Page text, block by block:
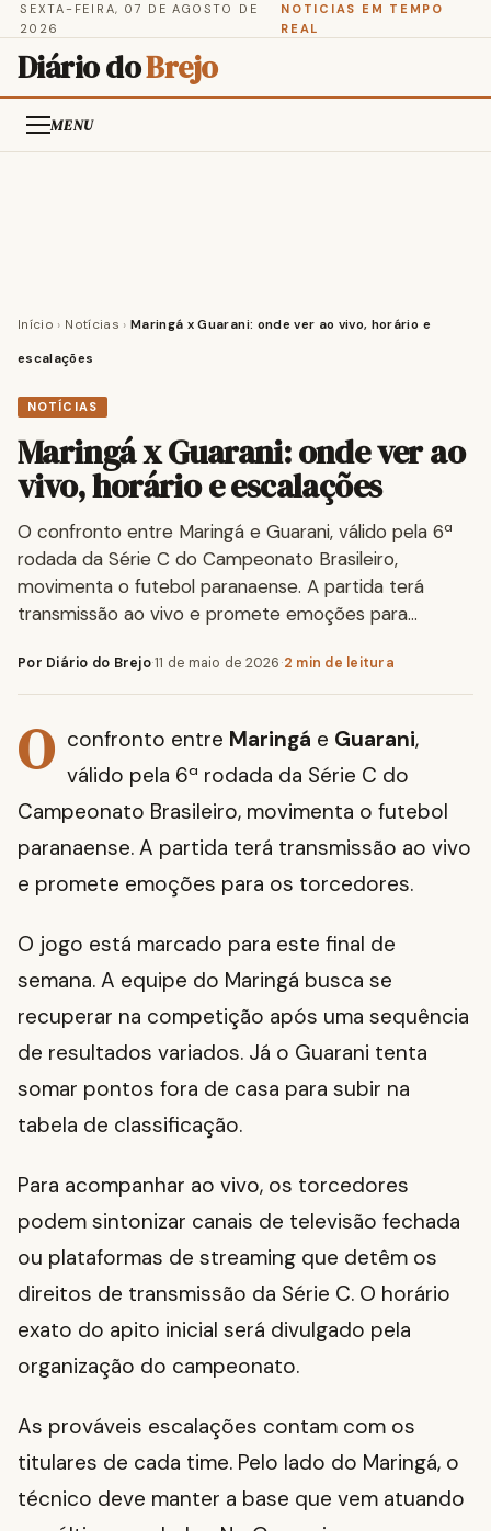
SEXTA-FEIRA, 07 DE AGOSTO DE
2026
NOTICIAS EM TEMPO
REAL
Diário doBrejo
MENU
Início › Notícias › Maringá x Guarani: onde ver ao vivo, horário e
escalações
NOTÍCIAS
Maringá x Guarani: onde ver ao
vivo, horário e escalações
O confronto entre Maringá e Guarani, válido pela 6ª
rodada da Série C do Campeonato Brasileiro,
movimenta o futebol paranaense. A partida terá
transmissão ao vivo e promete emoções para…
Por Diário do Brejo·11 de maio de 2026·2 min de leitura
O confronto entre Maringá e Guarani,
válido pela 6ª rodada da Série C do
Campeonato Brasileiro, movimenta o futebol
paranaense. A partida terá transmissão ao vivo
e promete emoções para os torcedores.
O jogo está marcado para este final de
semana. A equipe do Maringá busca se
recuperar na competição após uma sequência
de resultados variados. Já o Guarani tenta
somar pontos fora de casa para subir na
tabela de classificação.
Para acompanhar ao vivo, os torcedores
podem sintonizar canais de televisão fechada
ou plataformas de streaming que detêm os
direitos de transmissão da Série C. O horário
exato do apito inicial será divulgado pela
organização do campeonato.
As prováveis escalações contam com os
titulares de cada time. Pelo lado do Maringá, o
técnico deve manter a base que vem atuando